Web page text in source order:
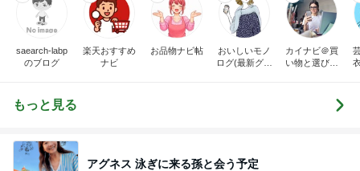
saearch-labp
のブログ
楽天おすすめ
ナビ
お品物ナビ帖
おいしいモノ
ログ(最新グル
カイナビ＠買
い物と選び方
もっと見る
アグネス 泳ぎに来る孫と会う予定